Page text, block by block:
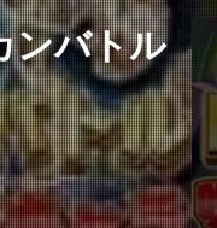
ンバトル